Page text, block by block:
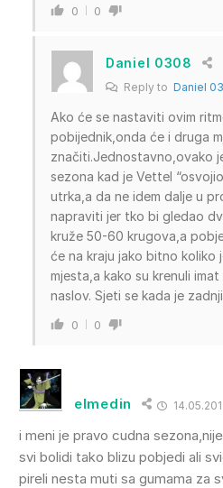
0 0
Daniel 0308
Reply to Daniel
Ako će se nastaviti ovim
pobijednik,onda će i druga
značiti.Jednostavno,ovako
sezona kad je Vettel
utrka,a da ne idem dalje u
napraviti jer tko bi gledao
kruže 50-60 krugova,a
će na kraju jako bitno koliko
mjesta,a kako su krenuli
naslov. Sjeti se kada je
0 0
elmedin
i meni je pravo cudna
svi bolidi tako blizu pobjedi ali
pireli nesta muti sa gumama za